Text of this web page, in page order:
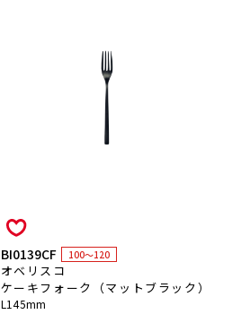
BI0139CF 100～120
オベリスコ
ケーキフォーク（マットブラック）
L145mm